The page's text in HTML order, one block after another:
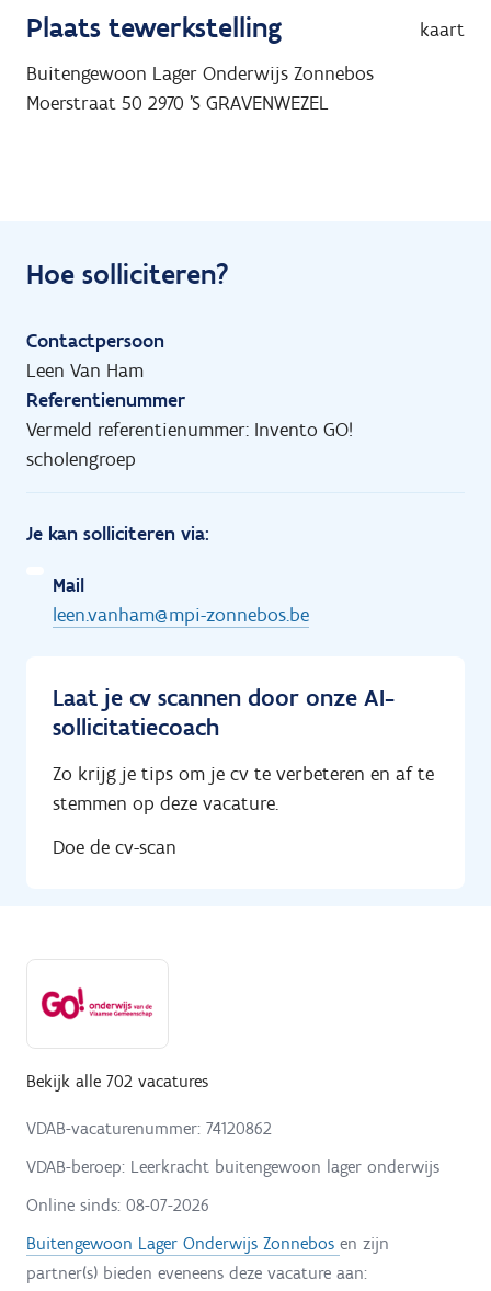
Plaats tewerkstelling
kaart
Buitengewoon Lager Onderwijs Zonnebos
Moerstraat 50 2970 'S GRAVENWEZEL
Hoe solliciteren?
Contactpersoon
Leen Van Ham
Referentienummer
Vermeld referentienummer: Invento GO!
scholengroep
Je kan solliciteren via:
Mail
leen.vanham@mpi-zonnebos.be
Laat je cv scannen door onze AI-
sollicitatiecoach
Zo krijg je tips om je cv te verbeteren en af te
stemmen op deze vacature.
Doe de cv-scan
Bekijk alle 702 vacatures
VDAB-vacaturenummer: 74120862
VDAB-beroep: Leerkracht buitengewoon lager onderwijs
Online sinds: 08-07-2026
Buitengewoon Lager Onderwijs Zonnebos en zijn
partner(s) bieden eveneens deze vacature aan: